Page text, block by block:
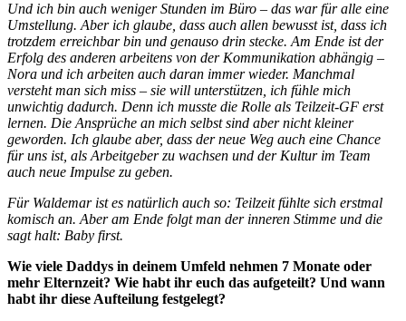
Und ich bin auch weniger Stunden im Büro – das war für alle eine
Umstellung. Aber ich glaube, dass auch allen bewusst ist, dass ich
trotzdem erreichbar bin und genauso drin stecke. Am Ende ist der
Erfolg des anderen arbeitens von der Kommunikation abhängig –
Nora und ich arbeiten auch daran immer wieder. Manchmal
versteht man sich miss – sie will unterstützen, ich fühle mich
unwichtig dadurch. Denn ich musste die Rolle als Teilzeit-GF erst
lernen. Die Ansprüche an mich selbst sind aber nicht kleiner
geworden. Ich glaube aber, dass der neue Weg auch eine Chance
für uns ist, als Arbeitgeber zu wachsen und der Kultur im Team
auch neue Impulse zu geben.
Für Waldemar ist es natürlich auch so: Teilzeit fühlte sich erstmal
komisch an. Aber am Ende folgt man der inneren Stimme und die
sagt halt: Baby first.
Wie viele Daddys in deinem Umfeld nehmen 7 Monate oder
mehr Elternzeit? Wie habt ihr euch das aufgeteilt? Und wann
habt ihr diese Aufteilung festgelegt?